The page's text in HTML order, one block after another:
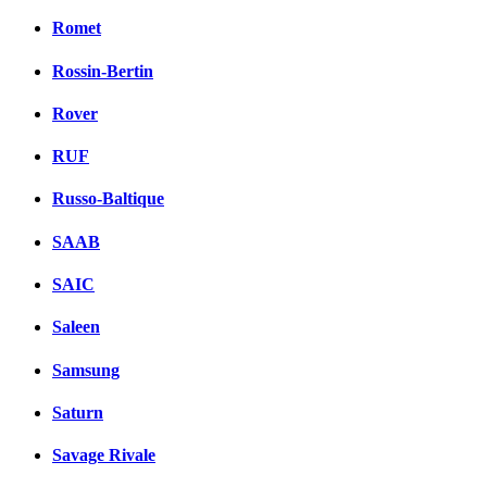
Romet
Rossin-Bertin
Rover
RUF
Russo-Baltique
SAAB
SAIC
Saleen
Samsung
Saturn
Savage Rivale